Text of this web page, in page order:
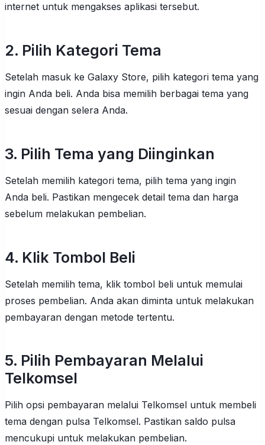
internet untuk mengakses aplikasi tersebut.
2. Pilih Kategori Tema
Setelah masuk ke Galaxy Store, pilih kategori tema yang
ingin Anda beli. Anda bisa memilih berbagai tema yang
sesuai dengan selera Anda.
3. Pilih Tema yang Diinginkan
Setelah memilih kategori tema, pilih tema yang ingin
Anda beli. Pastikan mengecek detail tema dan harga
sebelum melakukan pembelian.
4. Klik Tombol Beli
Setelah memilih tema, klik tombol beli untuk memulai
proses pembelian. Anda akan diminta untuk melakukan
pembayaran dengan metode tertentu.
5. Pilih Pembayaran Melalui
Telkomsel
Pilih opsi pembayaran melalui Telkomsel untuk membeli
tema dengan pulsa Telkomsel. Pastikan saldo pulsa
mencukupi untuk melakukan pembelian.